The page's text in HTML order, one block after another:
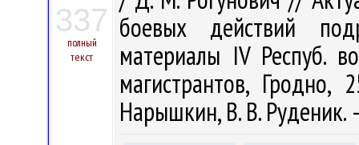
337
полный
текст
боевых действий
материалы IV Респуб.
магистрантов,
Нарышкин, В. В. Руденик.